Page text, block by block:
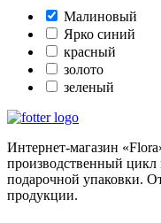
Малиновый
Ярко синий
красный
золото
зеленый
Интернет-магазин
производственный цикл
подарочной упаковки.
продукции.